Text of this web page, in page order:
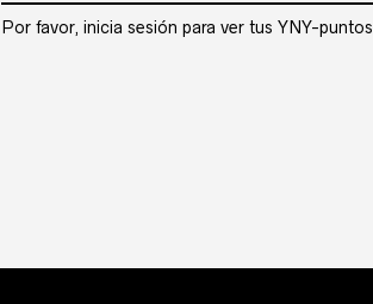
Por favor, inicia sesión para ver tus YNY-puntos